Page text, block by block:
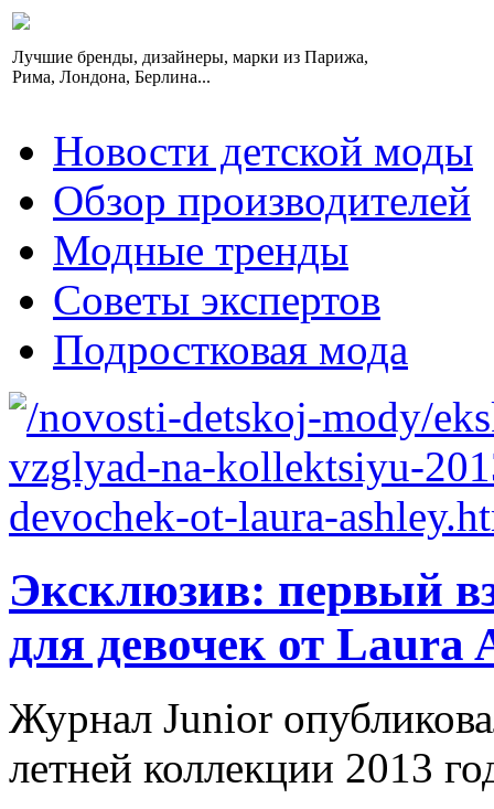
Лучшие бренды, дизайнеры, марки из Парижа,
Рима, Лондона, Берлина...
Новости детской моды
Обзор производителей
Модные тренды
Советы экспертов
Подростковая мода
Эксклюзив: первый
для девочек от Laura
Журнал Junior
летней коллекции 2013